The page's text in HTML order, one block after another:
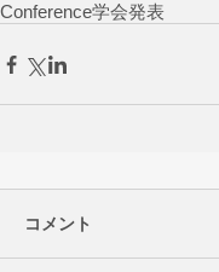
Conference学会発表
コメント